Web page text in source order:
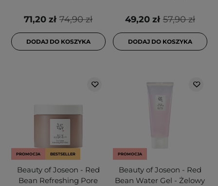
74,90 zł
71,20 zł
DODAJ DO KOSZYKA
57,90 zł
49,20 zł
DODAJ DO KOSZYKA
PROMOCJA BESTSELLER
Beauty of Joseon - Red
Bean Refreshing Pore
PROMOCJA
Beauty of Joseon - Red
Bean Water Gel - Żelowy